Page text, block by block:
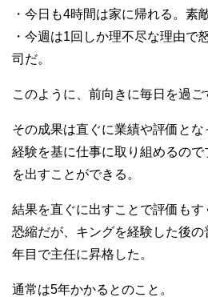
・今日も4時間は家に帰れる。素
・今週は1回しか理不尽な理由で
司だ。
このように、前向きに毎日を過ご
その成果は直ぐに業績や評価と
経験を基に仕事に取り組めるの
を出すことができる。
結果を直ぐに出すことで評価も
恐縮だが、キングを経験した後
年目で主任に昇格した。
通常は5年かかるとのこと。